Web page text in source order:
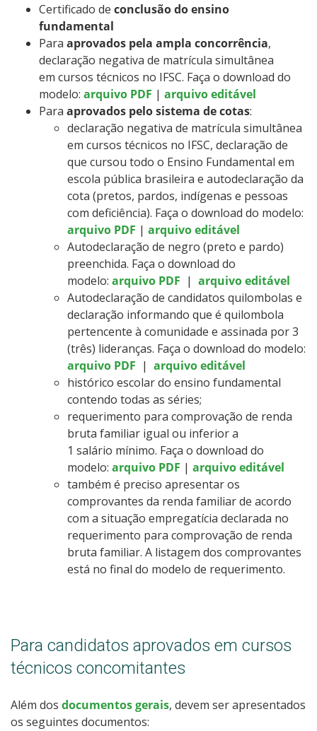
Certificado de conclusão do ensino
fundamental
Para aprovados pela ampla concorrência,
declaração negativa de matrícula simultânea
em cursos técnicos no IFSC. Faça o download do
modelo: arquivo PDF | arquivo editável
Para aprovados pelo sistema de cotas:
declaração negativa de matrícula simultânea
em cursos técnicos no IFSC, declaração de
que cursou todo o Ensino Fundamental em
escola pública brasileira e autodeclaração da
cota (pretos, pardos, indígenas e pessoas
com deficiência). Faça o download do modelo:
arquivo PDF | arquivo editável
Autodeclaração de negro (preto e pardo)
preenchida. Faça o download do
modelo: arquivo PDF | arquivo editável
Autodeclaração de candidatos quilombolas e
declaração informando que é quilombola
pertencente à comunidade e assinada por 3
(três) lideranças. Faça o download do modelo:
arquivo PDF | arquivo editável
histórico escolar do ensino fundamental
contendo todas as séries;
requerimento para comprovação de renda
bruta familiar igual ou inferior a
1 salário mínimo. Faça o download do
modelo: arquivo PDF | arquivo editável
também é preciso apresentar os
comprovantes da renda familiar de acordo
com a situação empregatícia declarada no
requerimento para comprovação de renda
bruta familiar. A listagem dos comprovantes
está no final do modelo de requerimento.
Para candidatos aprovados em cursos
técnicos concomitantes
Além dos documentos gerais, devem ser apresentados
os seguintes documentos: